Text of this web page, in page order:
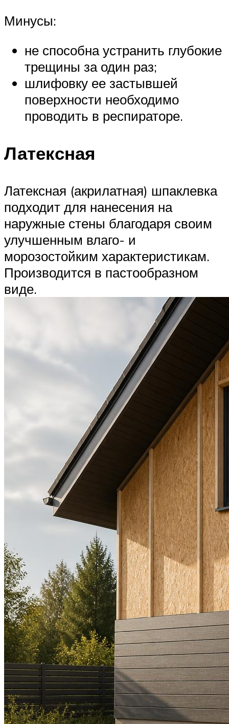
Минусы:
не способна устранить глубокие
трещины за один раз;
шлифовку ее застывшей
поверхности необходимо
проводить в респираторе.
Латексная
Латексная (акрилатная) шпаклевка
подходит для нанесения на
наружные стены благодаря своим
улучшенным влаго- и
морозостойким характеристикам.
Производится в пастообразном
виде.